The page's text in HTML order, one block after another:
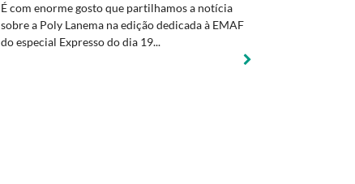
É com enorme gosto que partilhamos a notícia
sobre a Poly Lanema na edição dedicada à EMAF
do especial Expresso do dia 19...